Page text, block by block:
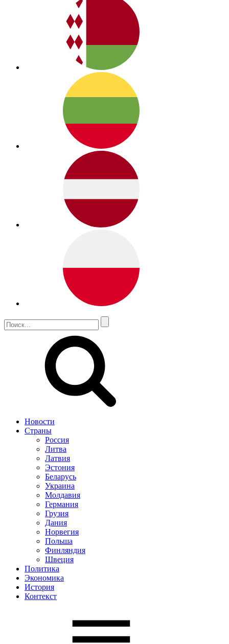
Новости
Страны
Россия
Литва
Латвия
Эстония
Беларусь
Украина
Молдавия
Германия
Грузия
Дания
Норвегия
Польша
Финляндия
Швеция
Политика
Экономика
История
Контекст